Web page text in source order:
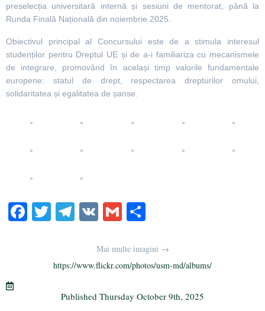
preselecția universitară internă și sesiuni de mentorat, până la
Runda Finală Națională din noiembrie 2025.
Obiectivul principal al Concursului este de a stimula interesul
studenților pentru Dreptul UE și de a-i familiariza cu mecanismele
de integrare, promovând în același timp valorile fundamentale
europene: statul de drept, respectarea drepturilor omului,
solidaritatea și egalitatea de șanse.
Fa T
r
Te
a
m
V G
ailre
Mai multe imagini →
https://www.flickr.com/photos/usm-md/albums/
Published Thursday October 9th, 2025